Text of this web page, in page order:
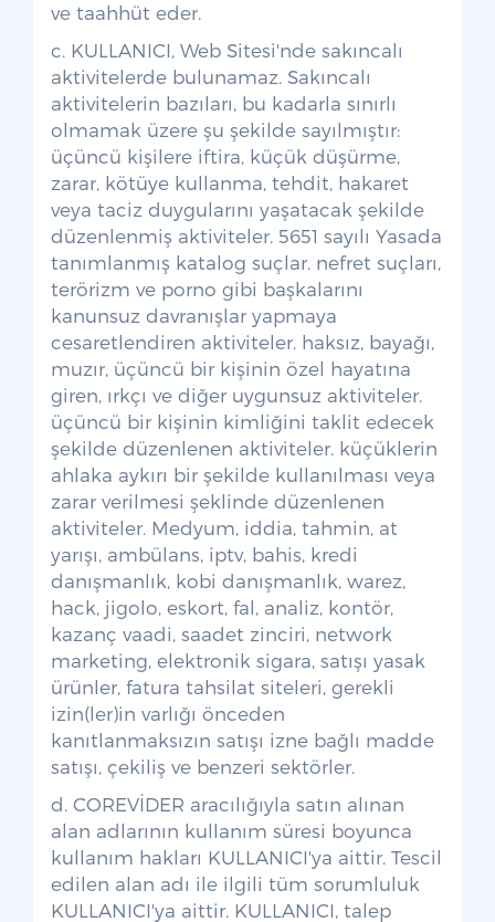
ve taahhüt eder.
c. KULLANICI, Web Sitesi'nde sakıncalı
aktivitelerde bulunamaz. Sakıncalı
aktivitelerin bazıları, bu kadarla sınırlı
olmamak üzere şu şekilde sayılmıştır:
üçüncü kişilere iftira, küçük düşürme,
zarar, kötüye kullanma, tehdit, hakaret
veya taciz duygularını yaşatacak şekilde
düzenlenmiş aktiviteler. 5651 sayılı Yasada
tanımlanmış katalog suçlar. nefret suçları,
terörizm ve porno gibi başkalarını
kanunsuz davranışlar yapmaya
cesaretlendiren aktiviteler. haksız, bayağı,
muzır, üçüncü bir kişinin özel hayatına
giren, ırkçı ve diğer uygunsuz aktiviteler.
üçüncü bir kişinin kimliğini taklit edecek
şekilde düzenlenen aktiviteler. küçüklerin
ahlaka aykırı bir şekilde kullanılması veya
zarar verilmesi şeklinde düzenlenen
aktiviteler. Medyum, iddia, tahmin, at
yarışı, ambülans, iptv, bahis, kredi
danışmanlık, kobi danışmanlık, warez,
hack, jigolo, eskort, fal, analiz, kontör,
kazanç vaadi, saadet zinciri, network
marketing, elektronik sigara, satışı yasak
ürünler, fatura tahsilat siteleri, gerekli
izin(ler)in varlığı önceden
kanıtlanmaksızın satışı izne bağlı madde
satışı, çekiliş ve benzeri sektörler.
d. COREVİDER aracılığıyla satın alınan
alan adlarının kullanım süresi boyunca
kullanım hakları KULLANICI'ya aittir. Tescil
edilen alan adı ile ilgili tüm sorumluluk
KULLANICI'ya aittir. KULLANICI, talep